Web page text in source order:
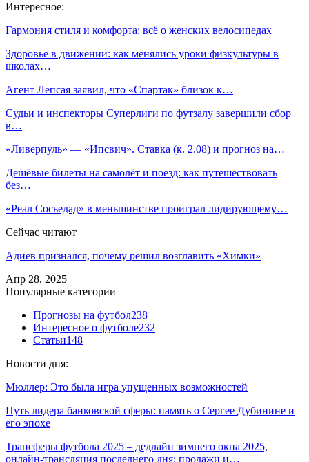
Интересное:
Гармония стиля и комфорта: всё о женских велосипедах
Здоровье в движении: как менялись уроки физкультуры в
школах…
Агент Лепсая заявил, что «Спартак» близок к…
Судьи и инспекторы Суперлиги по футзалу завершили сбор
в…
«Ливерпуль» — «Ипсвич». Ставка (к. 2.08) и прогноз на…
Дешёвые билеты на самолёт и поезд: как путешествовать
без…
«Реал Сосьедад» в меньшинстве проиграл лидирующему…
Сейчас читают
Адиев признался, почему решил возглавить «Химки»
Апр 28, 2025
Популярные категории
Прогнозы на футбол238
Интересное о футболе232
Статьи148
Новости дня:
Мюллер: Это была игра упущенных возможностей
Путь лидера банковской сферы: память о Сергее Дубинине и
его эпохе
Трансферы футбола 2025 – дедлайн зимнего окна 2025,
онлайн-трансляция последнего дня: продажи и…